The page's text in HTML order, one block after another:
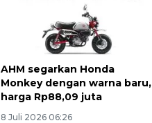
AHM segarkan Honda
Monkey dengan warna baru,
harga Rp88,09 juta
8 Juli 2026 06:26